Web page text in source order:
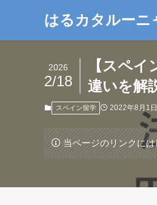
はるカタルーニ
【スペ
違いを解
2026
2/18
スペイン留学 2022年8月1日
当ページのリンクに